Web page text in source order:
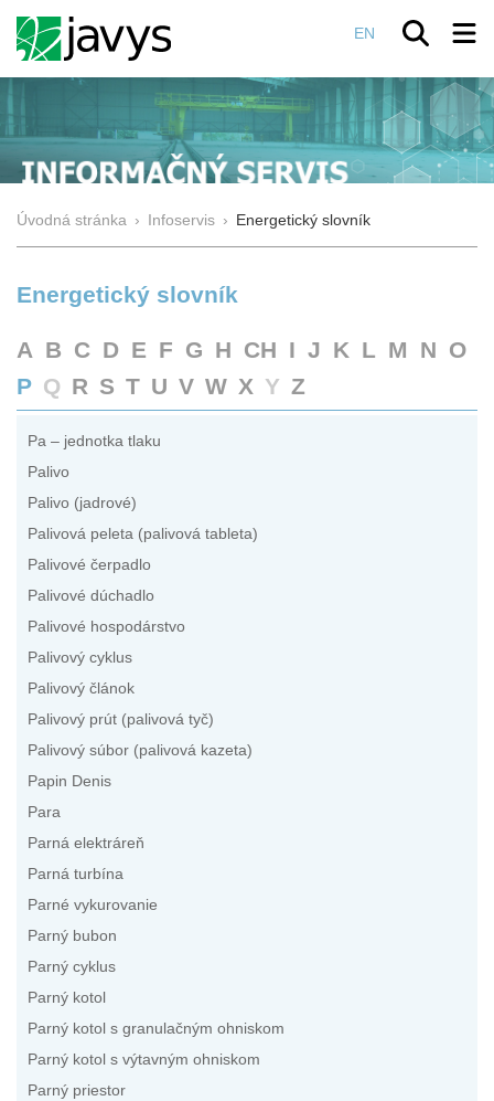
EN
Úvodná stránka › Infoservis › Energetický slovník
Energetický slovník
A B C D E F G H CH I J K L M N O
P Q R S T U V W X Y Z
Pa – jednotka tlaku
Palivo
Palivo (jadrové)
Palivová peleta (palivová tableta)
Palivové čerpadlo
Palivové dúchadlo
Palivové hospodárstvo
Palivový cyklus
Palivový článok
Palivový prút (palivová tyč)
Palivový súbor (palivová kazeta)
Papin Denis
Para
Parná elektráreň
Parná turbína
Parné vykurovanie
Parný bubon
Parný cyklus
Parný kotol
Parný kotol s granulačným ohniskom
Parný kotol s výtavným ohniskom
Parný priestor